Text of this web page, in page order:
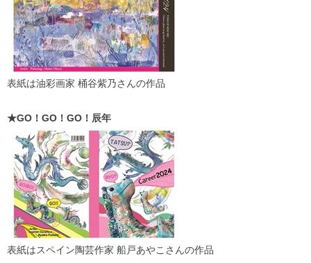
表紙は油彩画家 桶谷紫乃さんの作品
★GO！GO！GO！辰年
表紙はスペイン陶芸作家 船戸あやこさんの作品